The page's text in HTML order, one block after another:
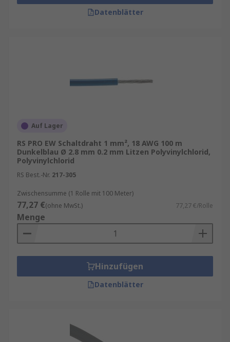
Datenblätter
Auf Lager
RS PRO EW Schaltdraht 1 mm², 18 AWG 100 m
Dunkelblau Ø 2.8 mm 0.2 mm Litzen Polyvinylchlorid,
Polyvinylchlorid
RS Best.-Nr. 217-305
Zwischensumme (1 Rolle mit 100 Meter)
77,27 €(ohne MwSt.) 77,27 €/Rolle
Menge
Hinzufügen
Datenblätter